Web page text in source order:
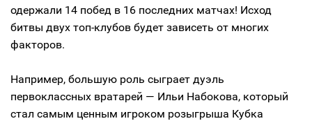
одержали 14 побед в 16 последних матчах! Исход
битвы двух топ-клубов будет зависеть от многих
факторов.
Например, большую роль сыграет дуэль
первоклассных вратарей — Ильи Набокова, который
стал самым ценным игроком розыгрыша Кубка